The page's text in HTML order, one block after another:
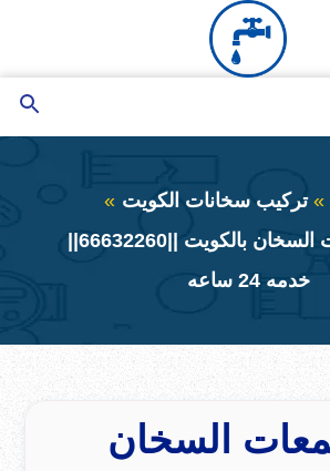
تركيب سخانات الكويت
خدمه 24 ساعه
السخان